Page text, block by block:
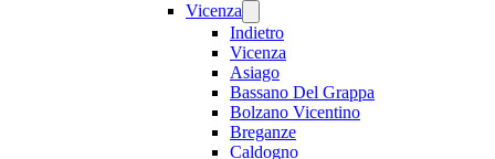
Vicenza
Indietro
Vicenza
Asiago
Bassano Del Grappa
Bolzano Vicentino
Breganze
Caldogno